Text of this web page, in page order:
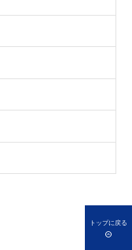
トップに戻る